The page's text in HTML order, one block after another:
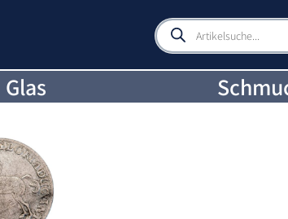
Products
search
Glas